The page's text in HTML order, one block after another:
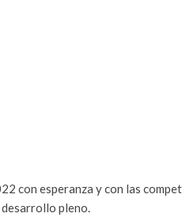
con esperanza y con las
pleno.